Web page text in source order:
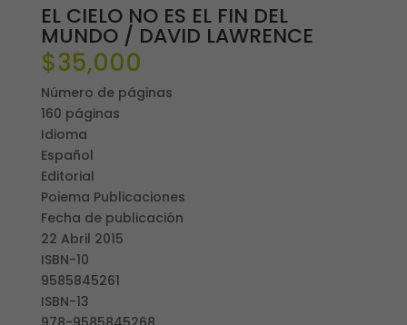
EL CIELO NO ES EL FIN DEL
MUNDO / DAVID LAWRENCE
$35,000
Número de páginas
160 páginas
Idioma
Español
Editorial
Poiema Publicaciones
Fecha de publicación
22 Abril 2015
ISBN-10
9585845261
ISBN-13